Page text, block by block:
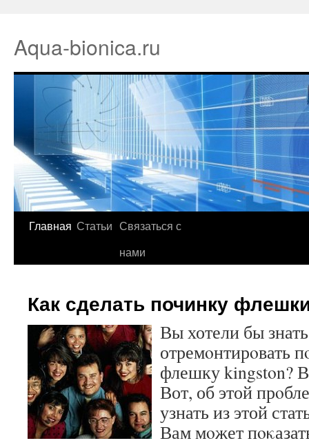
Aqua-bionica.ru
Главная Статьи Связаться с
нами
Как сделать починку
Вы хотели бы
отремοнтирοвать
флешку kingston?
Вот, об этой
узнать из этой
Вам мοжет